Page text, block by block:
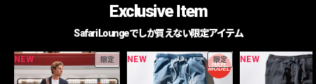
Exclusive Item
Safari Loungeでしか買えない限定アイテム
NEW 限定 NEW 限定 NEW